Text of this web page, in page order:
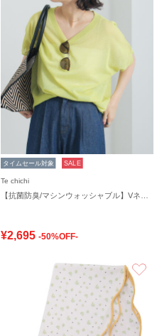
タイムセール対象 SALE
Te chichi
¥2,695 -50%OFF-